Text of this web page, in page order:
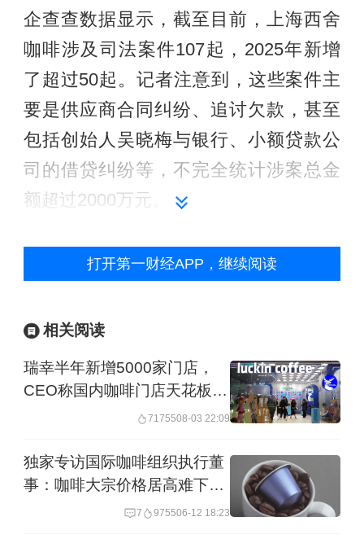
企查查数据显示，截至目前，上海西舍
咖啡涉及司法案件107起，2025年新增
了超过50起。记者注意到，这些案件主
要是供应商合同纠纷、追讨欠款，甚至
包括创始人吴晓梅与银行、小额贷款公
司的借贷纠纷等，不完全统计涉案总金
额超过2000万元。
Seesaw Coffee创立于2012年，是国内
最早的一批精品咖啡连锁品牌之一。凭
风格，Seesaw在2017年成为第一批拿到
融资的连锁咖啡品牌，并在2021年和
打开第一财经APP，继续阅读
相关阅读
瑞幸半年新增5000家门店，
CEO称国内咖啡门店天花板还
7175508-03 22:09
独家专访国际咖啡组织执行董
事：咖啡大宗价格居高难下，
中国市场举足轻重丨直通全球
7 975506-12 18:23